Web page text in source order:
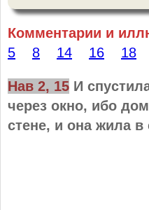
Комментарии и
5
8 14 16 18
Нав 2, 15 И
через окно, ибо
стене, и она жила в